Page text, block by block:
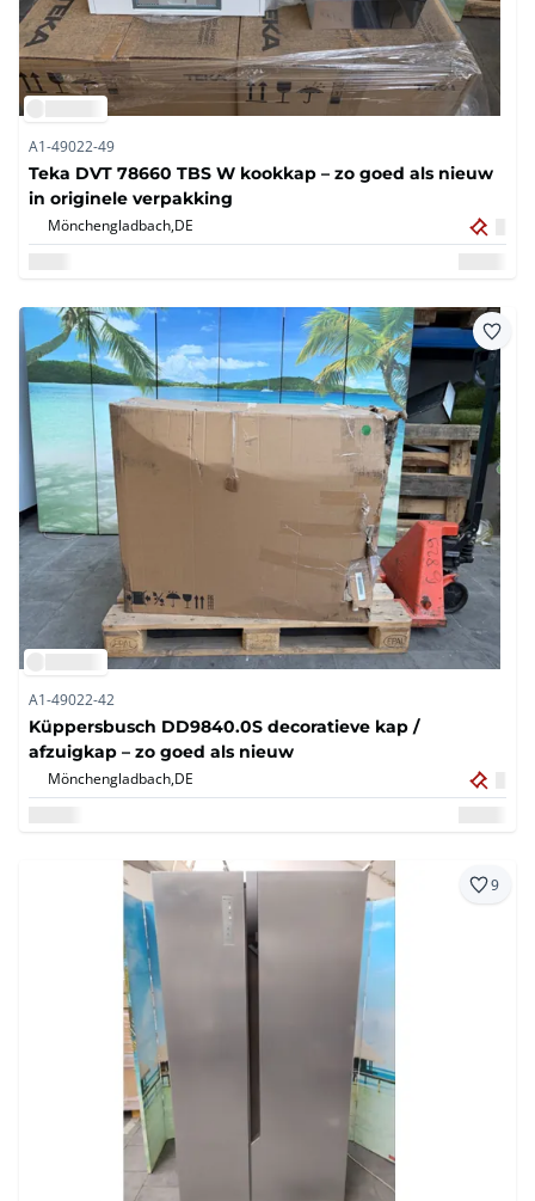
A1-49022-49
Teka DVT 78660 TBS W kookkap – zo goed als nieuw
in originele verpakking
Mönchengladbach,DE
A1-49022-42
Küppersbusch DD9840.0S decoratieve kap /
afzuigkap – zo goed als nieuw
Mönchengladbach,DE
9